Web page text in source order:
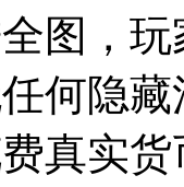
图，
何隐
真实